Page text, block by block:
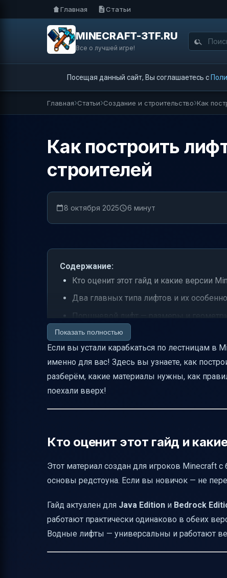
Главная Статьи
MINECRAFT-3TF.RU
Все о лучшей игре!
Посещая данный сайт, Вы соглашаетесь с
Главная Статьи Создание и строительство Как
Как построить
строителей
8 октября 2025 6 минут
Содержание:
Кто оценит этот гайд и какие версии
Два главных типа лифтов и их
Поршневой лифт — размеры и
Пошаговая инструкция по сборке
Материалы для простого поршневого
Тестирование и устранение ошибок
Советы по устойчивой работе лифта
Безопасность и устойчивость водного
Показать полностью
Если вы устали карабкаться по лестницам в
именно для вас! Здесь вы узнаете, как
разберём, какие материалы нужны, как
поехали вверх!
Кто оценит этот гайд и
Этот материал создан для игроков Minecraft
основы редстоуна. Если вы новичок — не
Гайд актуален для Java Edition и Bedrock
работают практически одинаково в обеих
Водные лифты — универсальны и работают